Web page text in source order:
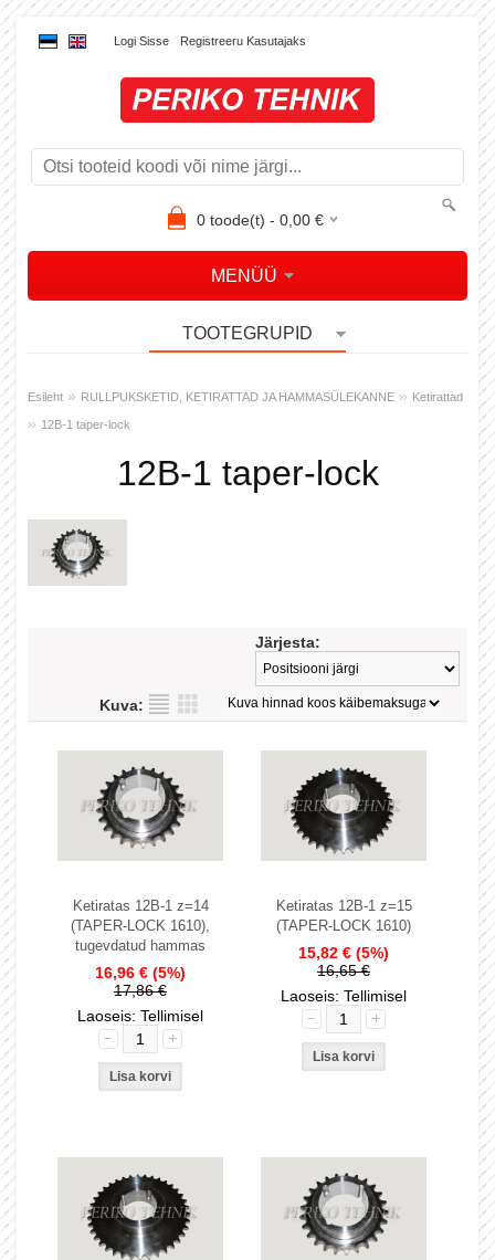
Logi Sisse Registreeru Kasutajaks
0toode(t) - 0,00€
MENÜÜ
TOOTEGRUPID
Esileht » RULLPUKSKETID, KETIRATTAD JA HAMMASÜLEKANNE » Ketirattad
» 12B-1 taper-lock
12B-1 taper-lock
Järjesta:
Kuva:
Ketiratas 12B-1 z=14
(TAPER-LOCK 1610),
tugevdatud hammas
16,96 € (5%)
17,86 €
Laoseis: Tellimisel
Ketiratas 12B-1 z=15
(TAPER-LOCK 1610)
15,82 € (5%)
16,65 €
Laoseis: Tellimisel